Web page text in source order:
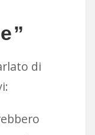
di